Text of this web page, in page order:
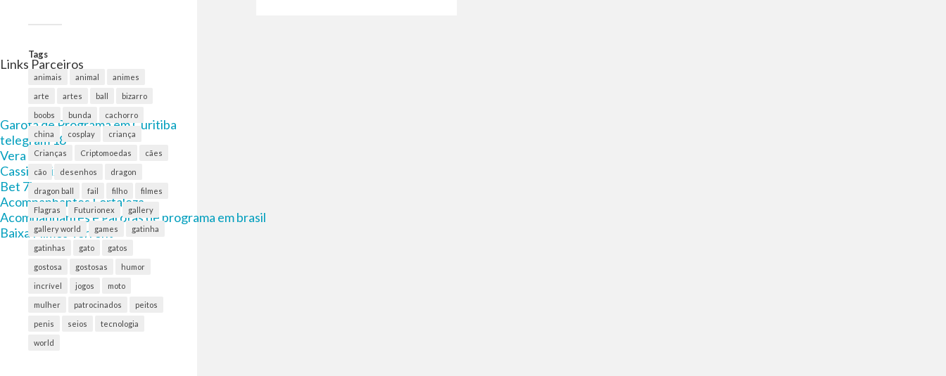
Tags
animais animal animes
arte artes ball bizarro
boobs bunda cachorro
china cosplay criança
Crianças Criptomoedas cães
cão desenhos dragon
dragon ball fail filho filmes
Flagras Futurionex gallery
gallery world games gatinha
gatinhas gato gatos
gostosa gostosas humor
incrível jogos moto
mulher patrocinados peitos
penis seios tecnologia
world
Links Parceiros
Garota de Programa em Curitiba
telegram 18
Vera bet
CassinoPix
Bet 7k
Acompanhantes Fortaleza
Acompanhantes e garotas de programa em brasil
Baixa Filmes Torrent